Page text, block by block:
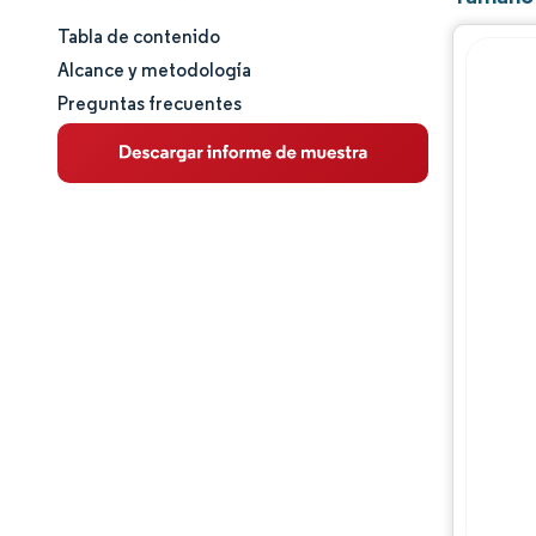
Tamaño y cuota de mercado
Análisis de mercado
Tendencias e ideas
Tabla de contenido
Alcance y metodología
Preguntas frecuentes